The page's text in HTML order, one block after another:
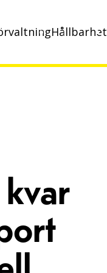
Hållbarhet